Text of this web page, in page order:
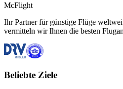
McFlight
Ihr Partner für günstige Flüge
vermitteln wir Ihnen die besten
Beliebte Ziele